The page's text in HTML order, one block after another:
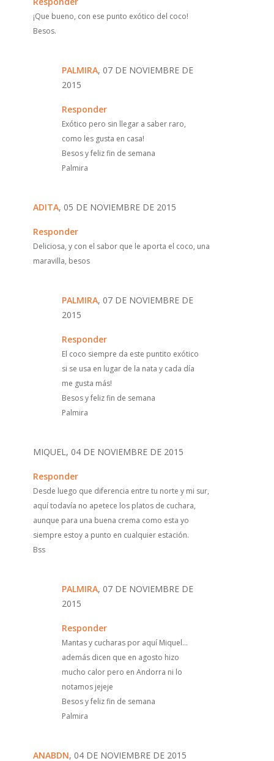
¡Que bueno, con ese punto exótico del coco!
Besos.
PALMIRA, 07 DE NOVIEMBRE DE
2015
Responder
Exótico pero sin llegar a saber raro,
como les gusta en casa!
Besos y feliz fin de semana
Palmira
ADITA, 05 DE NOVIEMBRE DE 2015
Responder
Deliciosa, y con el sabor que le aporta el coco, una
maravilla, besos
PALMIRA, 07 DE NOVIEMBRE DE
2015
Responder
El coco siempre da este puntito exótico
si se usa en lugar de la nata y cada día
me gusta más!
Besos y feliz fin de semana
Palmira
MIQUEL, 04 DE NOVIEMBRE DE 2015
Responder
Desde luego que diferencia entre tu norte y mi sur,
aquí todavía no apetece los platos de cuchara,
aunque para una buena crema como esta yo
siempre estoy a punto en cualquier estación.
Bss
PALMIRA, 07 DE NOVIEMBRE DE
2015
Responder
Mantas y cucharas por aquí Miquel...
además dicen que en agosto hizo
mucho calor pero en Andorra ni lo
notamos jejeje
Besos y feliz fin de semana
Palmira
ANABDN, 04 DE NOVIEMBRE DE 2015